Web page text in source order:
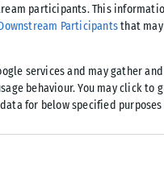
participants. This
Participantsthat
services and may gather
behaviour. You may click to
for below specified
στην ουσία
γενικότερα
έχετε πιο σαφή
γγ της ΚΕ του ΚΚΕ.